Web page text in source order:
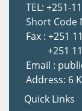
TEL: +251-
Short Code
Fax : +251
+251
Email :
Address: 6
Quick Links